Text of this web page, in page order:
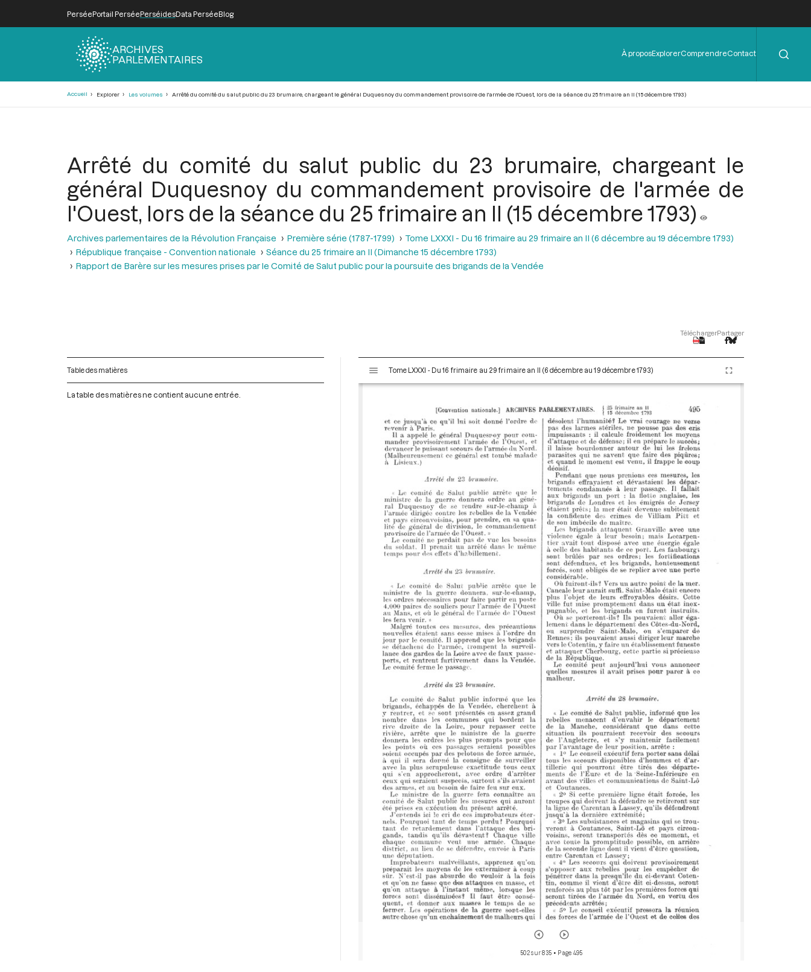
PerséePortail PerséePerséidesData PerséeBlog
ARCHIVES
PARLEMENTAIRES
Menu
de
À proposExplorerComprendreContact
Accueil Explorer Les volumes Arrêté du comité du salut public du 23 brumaire, chargeant le général Duquesnoy du commandement provisoire de l'armée de l'Ouest, lors de la séance du 25 frimaire an II (15 décembre 1793)
Arrêté du comité du salut public du 23 brumaire, chargeant le
général Duquesnoy du commandement provisoire de l'armée de
l'Ouest, lors de la séance du 25 frimaire an II (15 décembre 1793)
Archives parlementaires de la Révolution Française Première série (1787-1799)
Tome LXXXI - Du 16 frimaire au 29 frimaire an II (6 décembre au 19 décembre 1793)
République française - Convention nationale
Séance du 25 frimaire an II (Dimanche 15 décembre 1793)
Rapport de Barère sur les mesures prises par le Comité de Salut public pour la poursuite des brigands de la Vendée
TéléchargerPartager
Table des matières
La table des matières ne contient aucune entrée.
s
Tome LXXXI - Du 16 frimaire au 29 frimaire an II (6 décembre au 19 décembre 1793)
502 sur 835 • Page 495